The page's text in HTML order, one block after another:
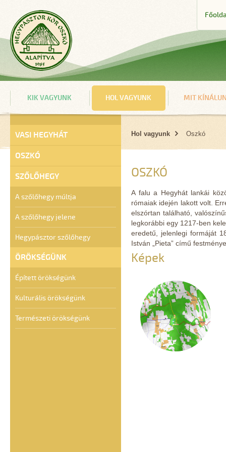
KIK VAGYUNK HOL VAGYUNK MIT
VASI HEGYHÁT
OSZKÓ
SZŐLŐHEGY
A szőlőhegy múltja
A szőlőhegy jelene
Hegypásztor szőlőhegy
ÖRÖKSÉGÜNK
Épített örökségünk
Kulturális örökségünk
Természeti örökségünk
Hol vagyunk Oszkó
OSZKÓ
A falu a Hegyhát lankái
rómaiak idején lakott volt.
elszórtan található,
legkorábbi egy 1217-ben
eredetű, jelenlegi formáját
István „Pieta” című
Képek